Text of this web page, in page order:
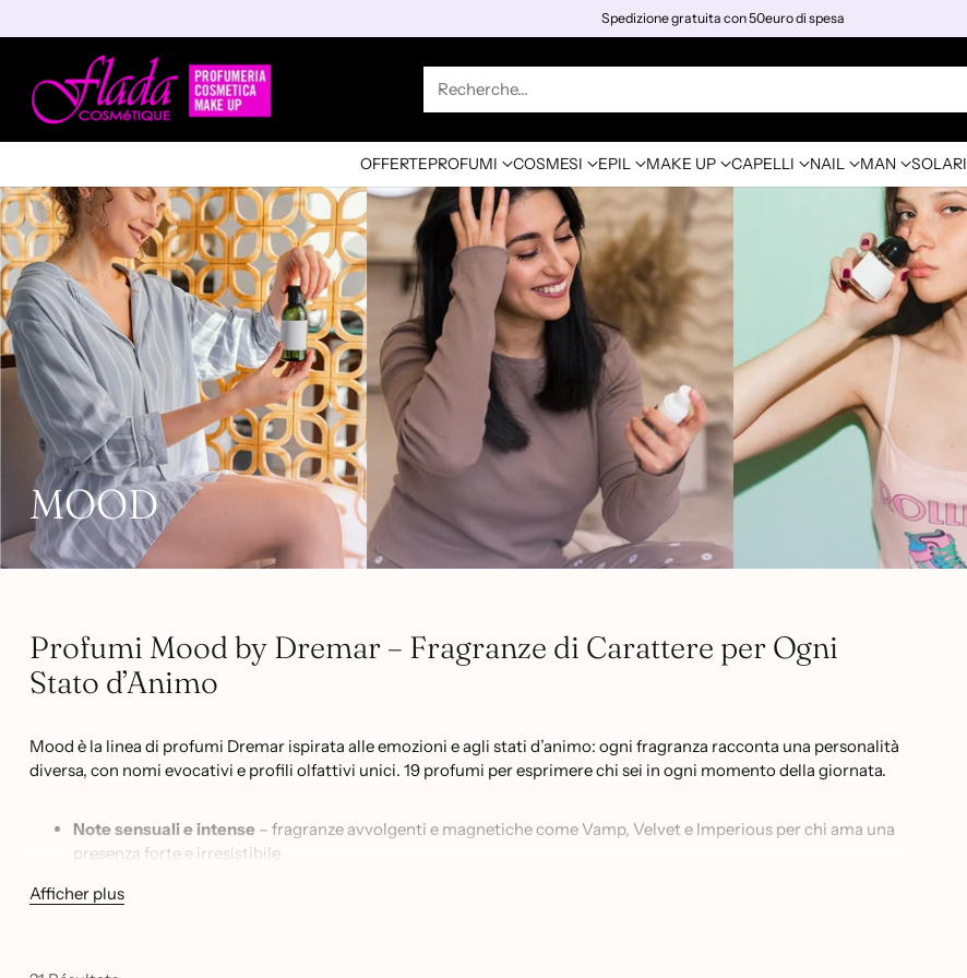
Spedizione gratuita con 50euro di spesa
Recherche…
OFFERTEPROFUMI COSMESI EPIL MAKE UP CAPELLI NAIL MAN SOLARI
MOOD
Profumi Mood by Dremar – Fragranze di Carattere per Ogni
Stato d’Animo
Mood è la linea di profumi Dremar ispirata alle emozioni e agli stati d’animo: ogni fragranza racconta una personalità
diversa, con nomi evocativi e profili olfattivi unici. 19 profumi per esprimere chi sei in ogni momento della giornata.
Note sensuali e intense– fragranze avvolgenti e magnetiche come Vamp, Velvet e Imperious per chi ama una
presenza forte e irresistibile
Note fresche e luminose
quotidiana
Afficher plus